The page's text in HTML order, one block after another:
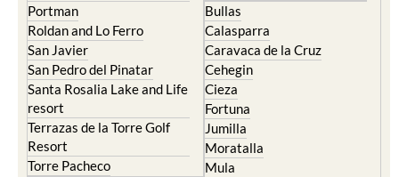
Portman
Roldan and Lo Ferro
San Javier
San Pedro del Pinatar
Santa Rosalia Lake and Life
resort
Terrazas de la Torre Golf
Resort
Torre Pacheco
Bullas
Calasparra
Caravaca de la Cruz
Cehegin
Cieza
Fortuna
Jumilla
Moratalla
Mula